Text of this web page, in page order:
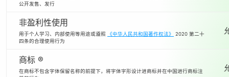
公开发售、发行
非盈利性使用
用于个人学习、内部使用等用途或遵照 《中华人民共和国著作权法》
2020 第二十
四条的合理使用行为
商标 ®
在商标不包含字体保留名称的前提下，将字体字形设计进商标并在中国进行商标注